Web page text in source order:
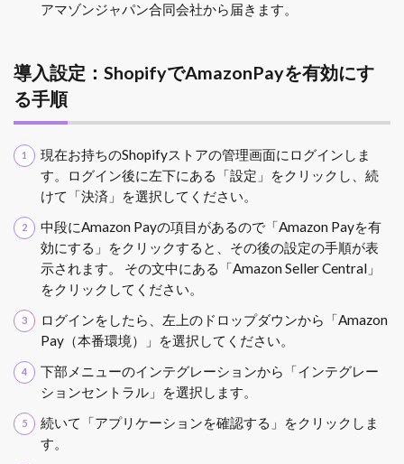
アマゾンジャパン合同会社から届きます。
導入設定：ShopifyでAmazonPayを有効にす
る手順
現在お持ちのShopifyストアの管理画面にログインしま
す。ログイン後に左下にある「設定」をクリックし、続
けて「決済」を選択してください。
中段にAmazon Payの項目があるので「Amazon Payを有
効にする」をクリックすると、その後の設定の手順が表
示されます。 その文中にある「Amazon Seller Central」
をクリックしてください。
ログインをしたら、左上のドロップダウンから「Amazon
Pay（本番環境）」を選択してください。
下部メニューのインテグレーションから「インテグレー
ションセントラル」を選択します。
続いて「アプリケーションを確認する」をクリックしま
す。